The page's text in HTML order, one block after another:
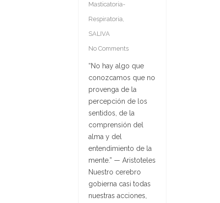
Masticatoria-
Respiratoria,
SALIVA
No Comments
“No hay algo que
conozcamos que no
provenga de la
percepción de los
sentidos, de la
comprensión del
alma y del
entendimiento de la
mente.” — Aristoteles
Nuestro cerebro
gobierna casi todas
nuestras acciones,